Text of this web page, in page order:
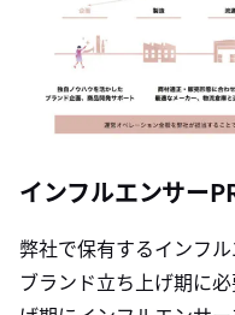
インフルエンサー
弊社で保有するインフ
ブランド立ち上げ期に